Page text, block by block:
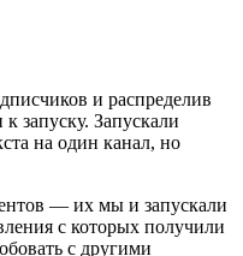
и распределив
запуску. Запускали
на один канал, но
— их мы и запускали
с которых получили
с другими